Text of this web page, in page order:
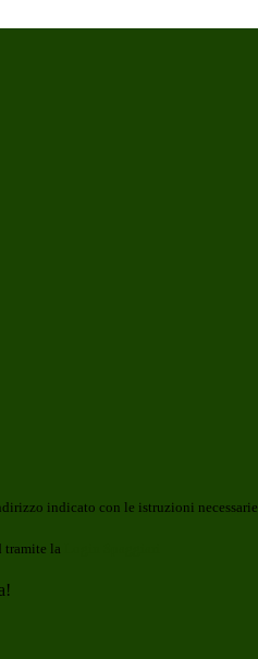
indicato con le istruzioni
tramite la